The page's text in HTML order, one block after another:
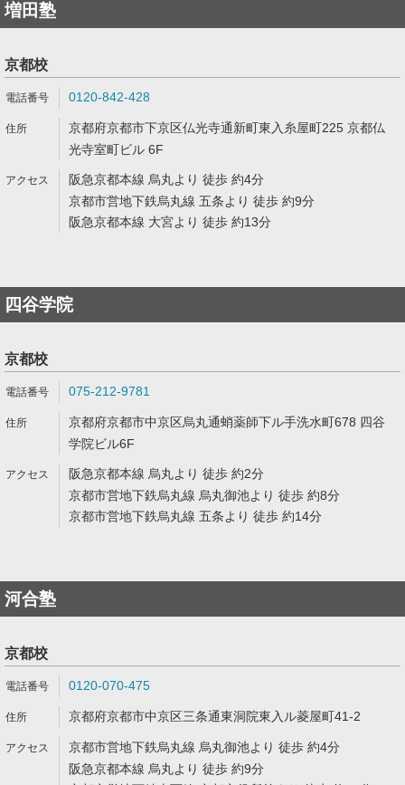
増田塾
京都校
0120-842-428
京都府京都市下京区仏光寺通新町東入糸屋町225 京都仏
光寺室町ビル 6F
阪急京都本線 烏丸より 徒歩 約4分
京都市営地下鉄烏丸線 五条より 徒歩 約9分
阪急京都本線 大宮より 徒歩 約13分
四谷学院
京都校
075-212-9781
京都府京都市中京区烏丸通蛸薬師下ル手洗水町678 四谷
学院ビル6F
阪急京都本線 烏丸より 徒歩 約2分
京都市営地下鉄烏丸線 烏丸御池より 徒歩 約8分
京都市営地下鉄烏丸線 五条より 徒歩 約14分
河合塾
京都校
0120-070-475
京都府京都市中京区三条通東洞院東入ル菱屋町41-2
京都市営地下鉄烏丸線 烏丸御池より 徒歩 約4分
阪急京都本線 烏丸より 徒歩 約9分